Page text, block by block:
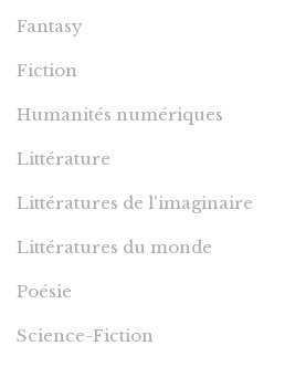
Fantasy
Fiction
Humanités numériques
Littérature
Littératures de l'imaginaire
Littératures du monde
Poésie
Science-Fiction